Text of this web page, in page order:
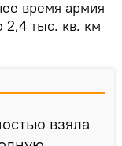
время армия
2,4 тыс. кв. км
взяла